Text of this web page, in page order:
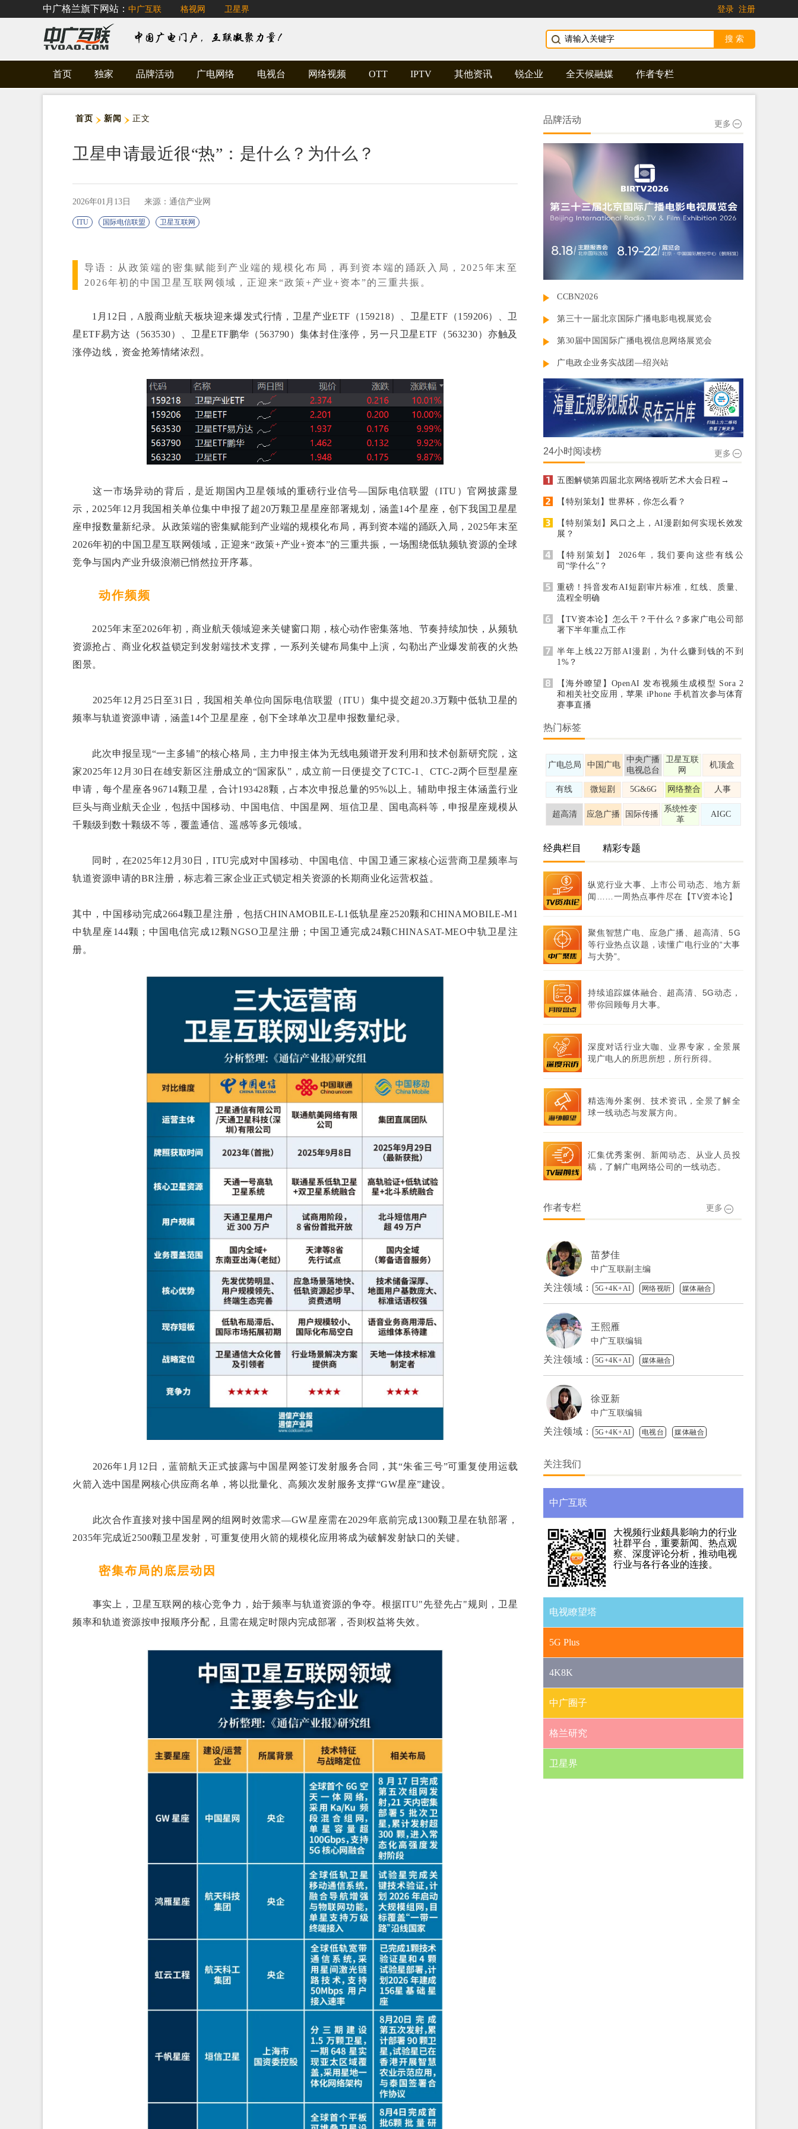
中广格兰旗下网站： 中广互联 格视网 卫星界 登录 注册
首页 独家 品牌活动 广电网络 电视台 网络视频 OTT IPTV 其他资讯 锐企业 全天候融媒 作者专栏
首页 新闻 正文
卫星申请最近很“热”：是什么？为什么？
2026年01月13日 来源：通信产业网
ITU 国际电信联盟 卫星互联网
导语：
从政策端的密集赋能到产业端的规模化布局，再到资本端的踊跃入局，2025年末至
2026年初的中国卫星互联网领域，正迎来“政策+产业+资本”的三重共振。
1月12日，A股商业航天板块迎来爆发式行情，卫星产业ETF（159218）、卫星ETF（159206）、卫
星ETF易方达（563530）、卫星ETF鹏华（563790）集体封住涨停，另一只卫星ETF（563230）亦触及
涨停边线，资金抢筹情绪浓烈。
这一市场异动的背后，是近期国内卫星领域的重磅行业信号—国际电信联盟（ITU）官网披露显
示，2025年12月我国相关单位集中申报了超20万颗卫星星座部署规划，涵盖14个星座，创下我国卫星星
座申报数量新纪录。从政策端的密集赋能到产业端的规模化布局，再到资本端的踊跃入局，2025年末至
2026年初的中国卫星互联网领域，正迎来“政策+产业+资本”的三重共振，一场围绕低轨频轨资源的全球
竞争与国内产业升级浪潮已悄然拉开序幕。
动作频频
2025年末至2026年初，商业航天领域迎来关键窗口期，核心动作密集落地、节奏持续加快，从频轨
资源抢占、商业化权益锁定到发射端技术支撑，一系列关键布局集中上演，勾勒出产业爆发前夜的火热
图景。
2025年12月25日至31日，我国相关单位向国际电信联盟（ITU）集中提交超20.3万颗中低轨卫星的
频率与轨道资源申请，涵盖14个卫星星座，创下全球单次卫星申报数量纪录。
此次申报呈现“一主多辅”的核心格局，主力申报主体为无线电频谱开发利用和技术创新研究院，这
家2025年12月30日在雄安新区注册成立的“国家队”，成立前一日便提交了CTC-1、CTC-2两个巨型星座
申请，每个星座各96714颗卫星，合计193428颗，占本次申报总量的95%以上。辅助申报主体涵盖行业
巨头与商业航天企业，包括中国移动、中国电信、中国星网、垣信卫星、国电高科等，申报星座规模从
千颗级到数十颗级不等，覆盖通信、遥感等多元领域。
同时，在2025年12月30日，ITU完成对中国移动、中国电信、中国卫通三家核心运营商卫星频率与
轨道资源申请的BR注册，标志着三家企业正式锁定相关资源的长期商业化运营权益。
其中，中国移动完成2664颗卫星注册，包括CHINAMOBILE-L1低轨星座2520颗和CHINAMOBILE-M1
中轨星座144颗；中国电信完成12颗NGSO卫星注册；中国卫通完成24颗CHINASAT-MEO中轨卫星注
册。
2026年1月12日，蓝箭航天正式披露与中国星网签订发射服务合同，其“朱雀三号”可重复使用运载
火箭入选中国星网核心供应商名单，将以批量化、高频次发射服务支撑“GW星座”建设。
此次合作直接对接中国星网的组网时效需求—GW星座需在2029年底前完成1300颗卫星在轨部署，
2035年完成近2500颗卫星发射，可重复使用火箭的规模化应用将成为破解发射缺口的关键。
密集布局的底层动因
事实上，卫星互联网的核心竞争力，始于频率与轨道资源的争夺。根据ITU"先登先占"规则，卫星
频率和轨道资源按申报顺序分配，且需在规定时限内完成部署，否则权益将失效。
品牌活动 更多
CCBN2026
第三十一届北京国际广播电影电视展览会
第30届中国国际广播电视信息网络展览会
广电政企业务实战团—绍兴站
24小时阅读榜 更多
五图解锁第四届北京网络视听艺术大会日程→
【特别策划】世界杯，你怎么看？
【特别策划】风口之上，AI漫剧如何实现长效发
展？
【特别策划】 2026年，我们要向这些有线公
司“学什么”？
重磅！抖音发布AI短剧审片标准，红线、质量、
流程全明确
【TV资本论】怎么干？干什么？多家广电公司部
署下半年重点工作
半年上线22万部AI漫剧，为什么赚到钱的不到
1%？
【海外瞭望】OpenAI 发布视频生成模型 Sora 2
和相关社交应用，苹果 iPhone 手机首次参与体育
赛事直播
热门标签
广电总局 中国广电
中央广播
电视总台
卫星互联
网
机顶盒
有线 微短剧 5G&6G 网络整合 人事
超高清 应急广播 国际传播
系统性变
革
AIGC
经典栏目 精彩专题
纵览行业大事、上市公司动态、地方新
闻……一周热点事件尽在【TV资本论】
聚焦智慧广电、应急广播、超高清、5G
等行业热点议题，读懂广电行业的“大事
与大势”。
持续追踪媒体融合、超高清、5G动态，
带你回顾每月大事。
深度对话行业大咖、业界专家，全景展
现广电人的所思所想，所行所得。
精选海外案例、技术资讯，全景了解全
球一线动态与发展方向。
汇集优秀案例、新闻动态、从业人员投
稿，了解广电网络公司的一线动态。
作者专栏 更多
苗梦佳
中广互联副主编
关注领域： 5G+4K+AI 网络视听 媒体融合
王熙雁
中广互联编辑
关注领域： 5G+4K+AI 媒体融合
徐亚新
中广互联编辑
关注领域： 5G+4K+AI 电视台 媒体融合
关注我们
中广互联
大视频行业颇具影响力的行业
社群平台，重要新闻、热点观
察、深度评论分析，推动电视
行业与各行各业的连接。
电视瞭望塔
5G Plus
4K8K
中广圈子
格兰研究
卫星界